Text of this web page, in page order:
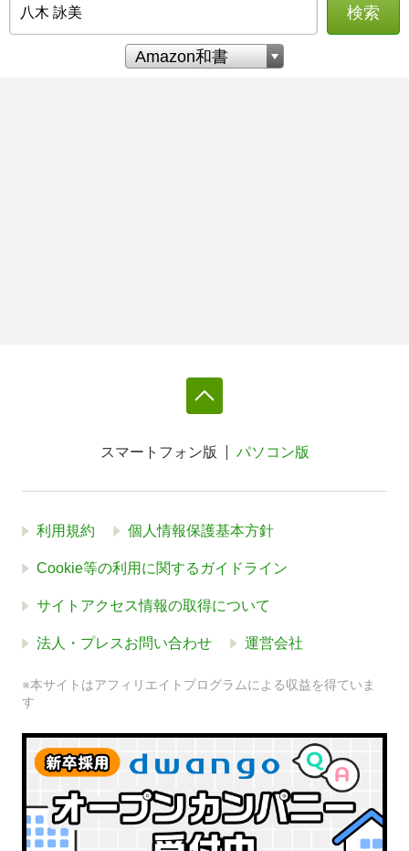
検索
スマートフォン版 パソコン版
利用規約 個人情報保護基本方針
Cookie等の利用に関するガイドライン
サイトアクセス情報の取得について
法人・プレスお問い合わせ 運営会社
※本サイトはアフィリエイトプログラムによる収益を得ていま
す